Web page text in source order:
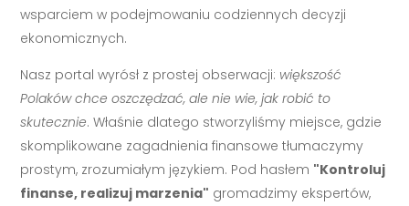
wsparciem w podejmowaniu codziennych decyzji
ekonomicznych.
Nasz portal wyrósł z prostej obserwacji: większość
Polaków chce oszczędzać, ale nie wie, jak robić to
skutecznie. Właśnie dlatego stworzyliśmy miejsce, gdzie
skomplikowane zagadnienia finansowe tłumaczymy
prostym, zrozumiałym językiem. Pod hasłem "Kontroluj
finanse, realizuj marzenia" gromadzimy ekspertów,